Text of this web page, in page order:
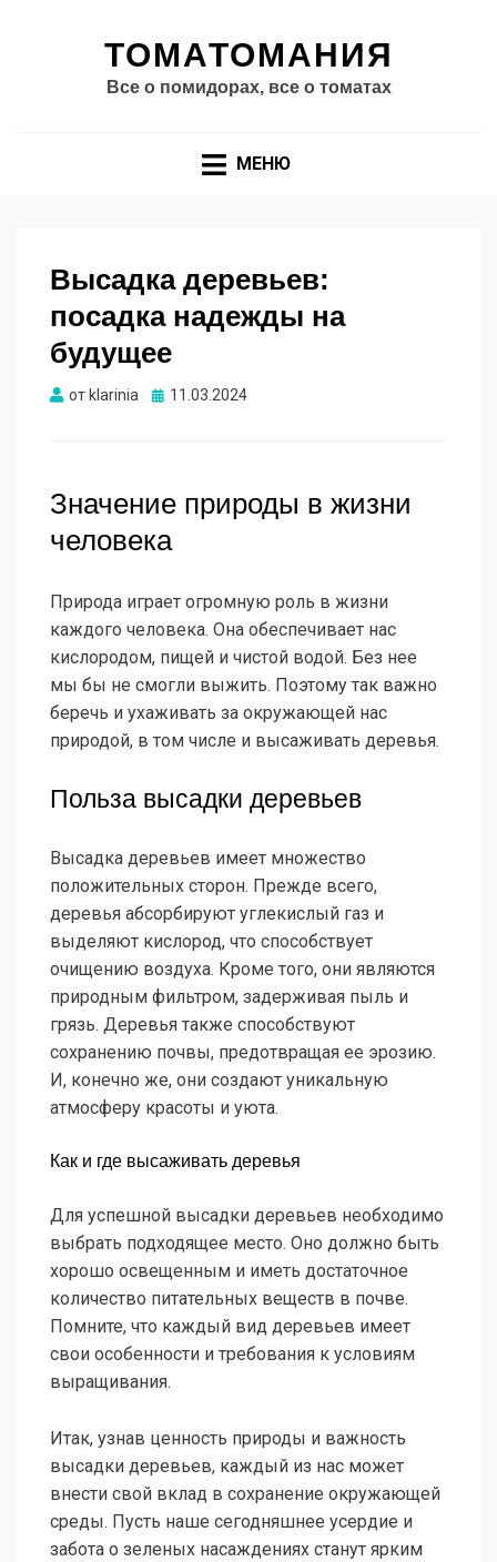
ТОМАТОМАНИЯ
Все о помидорах, все о томатах
МЕНЮ
Высадка деревьев:
посадка надежды на
будущее
от klarinia Опубликовано
11.03.2024
Значение природы в жизни
человека
Природа играет огромную роль в жизни
каждого человека. Она обеспечивает нас
кислородом, пищей и чистой водой. Без нее
мы бы не смогли выжить. Поэтому так важно
беречь и ухаживать за окружающей нас
природой, в том числе и высаживать деревья.
Польза высадки деревьев
Высадка деревьев имеет множество
положительных сторон. Прежде всего,
деревья абсорбируют углекислый газ и
выделяют кислород, что способствует
очищению воздуха. Кроме того, они являются
природным фильтром, задерживая пыль и
грязь. Деревья также способствуют
сохранению почвы, предотвращая ее эрозию.
И, конечно же, они создают уникальную
атмосферу красоты и уюта.
Как и где высаживать деревья
Для успешной высадки деревьев необходимо
выбрать подходящее место. Оно должно быть
хорошо освещенным и иметь достаточное
количество питательных веществ в почве.
Помните, что каждый вид деревьев имеет
свои особенности и требования к условиям
выращивания.
Итак, узнав ценность природы и важность
высадки деревьев, каждый из нас может
внести свой вклад в сохранение окружающей
среды. Пусть наше сегодняшнее усердие и
забота о зеленых насаждениях станут ярким